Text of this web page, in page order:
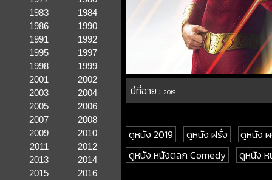
1983
1984
1986
1990
1991
1992
1995
1997
1998
1999
2001
2002
2003
2004
2005
2006
2007
2008
2009
2010
2011
2012
2013
2014
2015
2016
ปีที่ฉาย :2019
ดูหนัง 2019 ดูหนัง ฝรั่ง
ดูหนัง
ดูหนัง หนังตลก Comedy
ดูหนัง